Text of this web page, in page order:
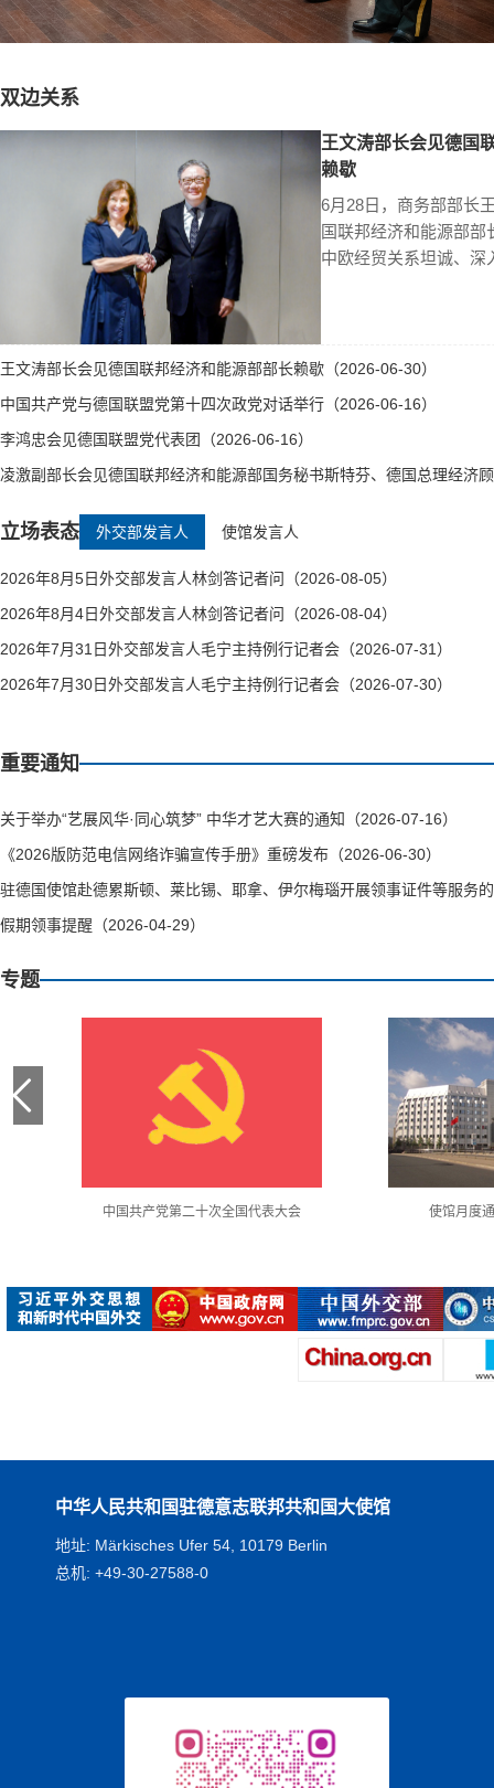
双边关系
王文涛部长会见德国
赖歇
6月28日，商务部部长
国联邦经济和能源部
中欧经贸关系坦诚、深
王文涛部长会见德国联邦经济和能源部部长赖歇（2026-06-30）
中国共产党与德国联盟党第十四次政党对话举行（2026-06-16）
李鸿忠会见德国联盟党代表团（2026-06-16）
凌激副部长会见德国联邦经济和能源部国务秘书斯特芬、德国总理经济
立场表态 外交部发言人 使馆发言人
2026年8月5日外交部发言人林剑答记者问（2026-08-05）
2026年8月4日外交部发言人林剑答记者问（2026-08-04）
2026年7月31日外交部发言人毛宁主持例行记者会（2026-07-31）
2026年7月30日外交部发言人毛宁主持例行记者会（2026-07-30）
重要通知
关于举办“艺展风华·同心筑梦” 中华才艺大赛的通知（2026-07-16）
《2026版防范电信网络诈骗宣传手册》重磅发布（2026-06-30）
驻德国使馆赴德累斯顿、莱比锡、耶拿、伊尔梅瑙开展领事证件等服务
假期领事提醒（2026-04-29）
专题
中国共产党第二十次全国代表大会 使馆月度
中华人民共和国驻德意志联邦共和国大使馆
地址: Märkisches Ufer 54, 10179 Berlin
总机: +49-30-27588-0